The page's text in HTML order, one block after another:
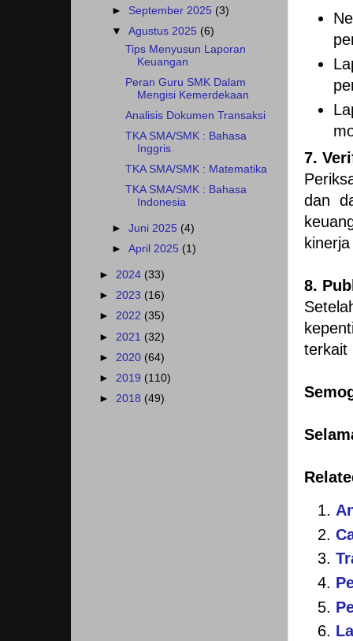
7.
dan
8.
terkait
► September 2025 (3)
▼Agustus 2025 (6)
Tips Menyusun Laporan
Keuangan
Peran Guru SMK Dalam
Mengisi Kemerdekaan
Analisis Dokumen Transaksi
TKA SMA/SMK : Bahasa
Inggris
TKA SMA/SMK : Matematika
TKA SMA/SMK : Bahasa
Indonesia
►Juni 2025 (4)
►April 2025 (1)
► 2024 (33)
► 2023 (16)
► 2022 (35)
► 2021 (32)
► 2020 (64)
► 2019 (110)
► 2018 (49)